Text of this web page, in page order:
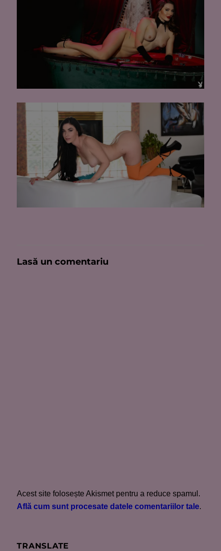
Lasă un comentariu
Acest site folosește Akismet pentru a reduce spamul.
Află cum sunt procesate datele comentariilor tale.
TRANSLATE